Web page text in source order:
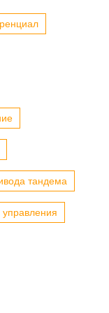
тандема